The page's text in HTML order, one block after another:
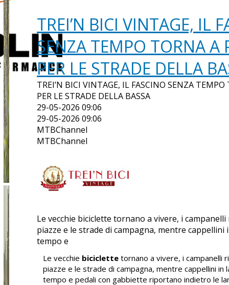
TREI’N BICI VINTAGE, IL
SENZA TEMPO TORNA A
PER LE STRADE DELLA
TREI’N BICI VINTAGE, IL FASCINO SENZA TEMPO
PER LE STRADE DELLA BASSA
29-05-2026 09:06
29-05-2026 09:06
MTBChannel
MTBChannel
Le vecchie biciclette tornano a vivere, i
piazze e le strade di campagna, mentre cappellini
tempo e
Le vecchie biciclette tornano a vivere, i campanelli
piazze e le strade di campagna, mentre cappellini in
tempo e pedali con gabbiette riportano indietro le